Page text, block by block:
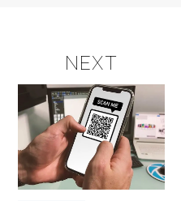
NEXT